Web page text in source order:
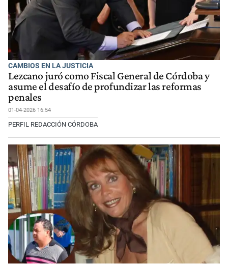
CAMBIOS EN LA JUSTICIA
Lezcano juró como Fiscal General de Córdoba y
asume el desafío de profundizar las reformas
penales
01-04-2026 16:54
PERFIL REDACCIÓN CÓRDOBA